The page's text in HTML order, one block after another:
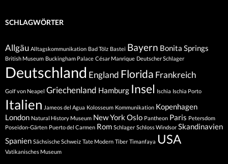
SCHLAGWÖRTER
Allgäu Alltagskommunikation Bad Tölz Bastei Bayern Bonita Springs
British Museum Buckingham Palace César Manrique Deutscher Schlager
Deutschland England Florida Frankreich
Golf von Neapel Griechenland Hamburg Insel Ischia Ischia Porto
Italien Jameos del Agua Kolosseum Kommunikation Kopenhagen
London Natural History Museum New YorkOslo Pantheon Paris Petersdom
Poseidon-Gärten Puerto del Carmen Rom Schlager Schloss Windsor Skandinavien
Spanien Sächsische Schweiz Tate Modern Tiber Timanfaya USA
Vatikanisches Museum